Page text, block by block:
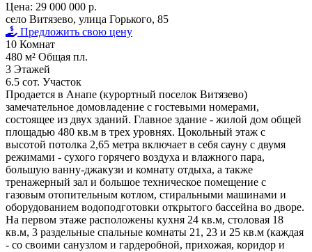
Цена: 29 000 000 р.
село Витязево, улица Горького, 85
Предложить свою цену
10 Комнат
480 м² Общая пл.
3 Этажей
6.5 сот. Участок
Продается в Анапе (курортный поселок Витязево)
замечательное домовладение с гостевыми номерами,
состоящее из двух зданий. Главное здание - жилой дом общей
площадью 480 кв.м в трех уровнях. Цокольный этаж с
высотой потолка 2,65 метра включает в себя сауну с двумя
режимами - сухого горячего воздуха и влажного пара,
большую ванну-джакузи и комнату отдыха, а также
тренажерный зал и большое техническое помещение с
газовым отопительным котлом, стиральными машинами и
оборудованием водоподготовки открытого бассейна во дворе.
На первом этаже расположены кухня 24 кв.м, столовая 18
кв.м, 3 раздельные спальные комнаты 21, 23 и 25 кв.м (каждая
- со своими санузлом и гардеробной, прихожая, коридор и